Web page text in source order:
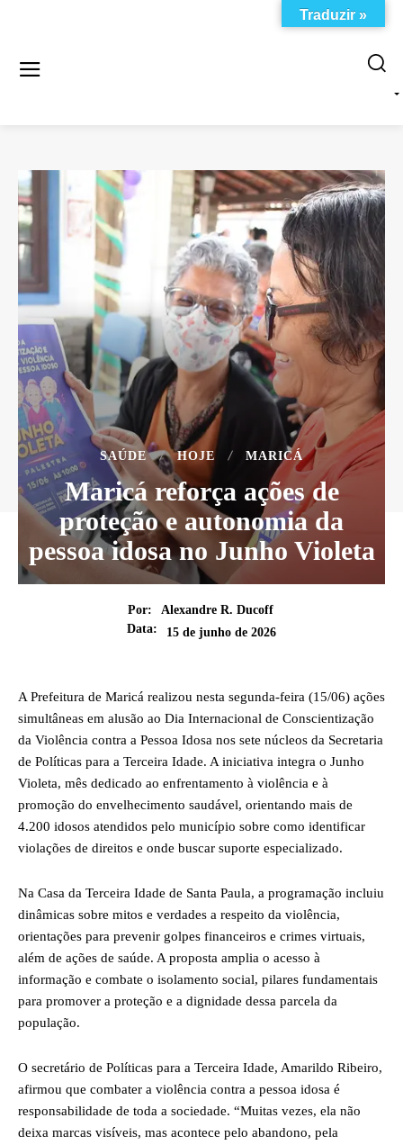
SAÚDE HOJE MARICÁ
Maricá reforça ações de
proteção e autonomia da
pessoa idosa no Junho Violeta
Por:
Alexandre R. Ducoff
Data:
15 de junho de 2026
A Prefeitura de Maricá realizou nesta segunda-feira (15/06) ações
simultâneas em alusão ao Dia Internacional de Conscientização
da Violência contra a Pessoa Idosa nos sete núcleos da Secretaria
de Políticas para a Terceira Idade. A iniciativa integra o Junho
Violeta, mês dedicado ao enfrentamento à violência e à
promoção do envelhecimento saudável, orientando mais de
4.200 idosos atendidos pelo município sobre como identificar
violações de direitos e onde buscar suporte especializado.
Na Casa da Terceira Idade de Santa Paula, a programação incluiu
dinâmicas sobre mitos e verdades a respeito da violência,
orientações para prevenir golpes financeiros e crimes virtuais,
além de ações de saúde. A proposta amplia o acesso à
informação e combate o isolamento social, pilares fundamentais
para promover a proteção e a dignidade dessa parcela da
população.
O secretário de Políticas para a Terceira Idade, Amarildo Ribeiro,
afirmou que combater a violência contra a pessoa idosa é
responsabilidade de toda a sociedade. “Muitas vezes, ela não
deixa marcas visíveis, mas acontece pelo abandono, pela
Traduzir »